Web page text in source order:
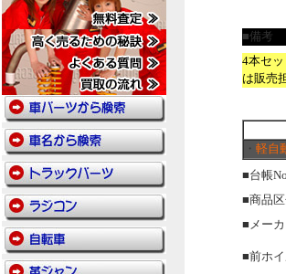
■備考
4本セ
は販売
・ 軽自
■台帳No
■商品区
■メー
■前ホ